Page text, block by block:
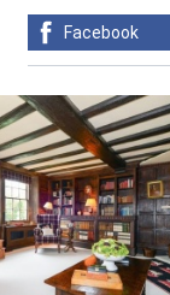
Facebook